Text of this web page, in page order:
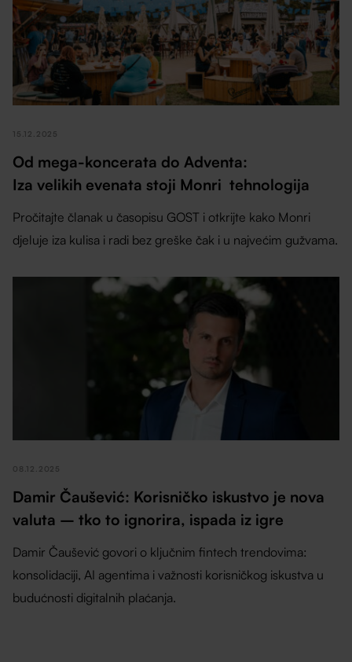
15.12.2025
Od mega-koncerata do Adventa:
Iza velikih evenata stoji Monri tehnologija
Pročitajte članak u časopisu GOST i otkrijte kako Monri
djeluje iza kulisa i radi bez greške čak i u najvećim gužvama.
08.12.2025
Damir Čaušević: Korisničko iskustvo je nova
valuta – tko to ignorira, ispada iz igre
Damir Čaušević govori o ključnim fintech trendovima:
konsolidaciji, AI agentima i važnosti korisničkog iskustva u
budućnosti digitalnih plaćanja.